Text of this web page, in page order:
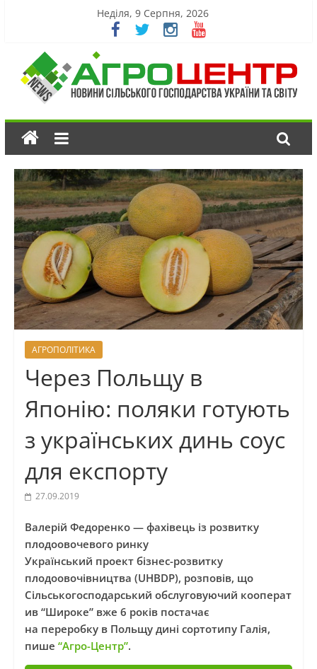
Неділя, 9 Серпня, 2026
АГРОПОЛІТИКА
Через Польщу в
Японію: поляки готують
з українських динь соус
для експорту
27.09.2019
Валерій Федоренко — фахівець із розвитку
плодоовочевого ринку
Український проект бізнес-розвитку
плодоовочівництва (UHBDP), розповів, що
Сільськогосподарський обслуговуючий кооперат
ив “Широке” вже 6 років постачає
на переробку в Польщу дині сортотипу Галія,
пише “Агро-Центр”.